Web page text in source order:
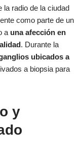
la radio de la ciudad
como parte de un
a una afección en
. Durante la
ubicados a
a biopsia para
y